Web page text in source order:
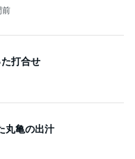
ドック検討